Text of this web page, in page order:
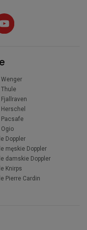
Thule
Pacsafe
Doppler
męskie Doppler
damskie Doppler
Knirps
Pierre Cardin